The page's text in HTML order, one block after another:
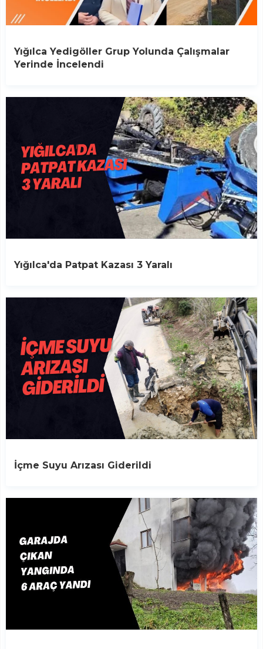
Yığılca Yedigöller Grup Yolunda Çalışmalar
Yerinde İncelendi
Yığılca'da Patpat Kazası 3 Yaralı
İçme Suyu Arızası Giderildi